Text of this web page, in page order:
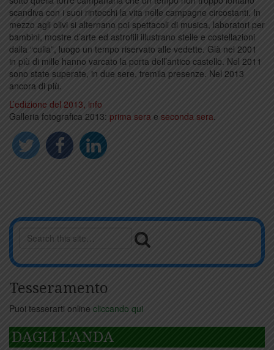
scandiva con i suoi rintocchi la vita nelle campagne circostanti. In
mezzo agli olivi si alternano poi spettacoli di musica, laboratori per
bambini, mostre d’arte ed astrofili illustrano stelle e costellazioni
dalla “culla”, luogo un tempo riservato alle vedette. Già nel 2001
in più di mille hanno varcato la porta dell’antico castello. Nel 2011
sono state superate, in due sere, tremila presenze. Nel 2013
ancora di più.
L’edizione del 2013, info
Galleria fotografica 2013: prima sera e seconda sera.
Tesseramento
Puoi tesserarti online cliccando qui
DAGLI L'ANDA